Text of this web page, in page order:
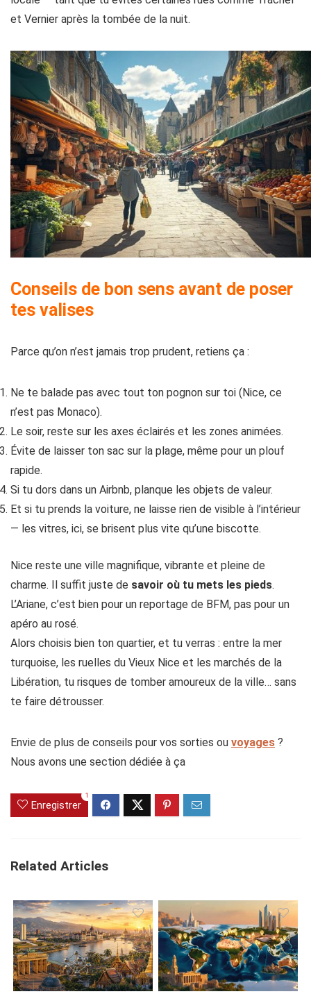
et Vernier après la tombée de la nuit.
Conseils de bon sens avant de poser
tes valises
Parce qu’on n’est jamais trop prudent, retiens ça :
Ne te balade pas avec tout ton pognon sur toi (Nice, ce
n’est pas Monaco).
Le soir, reste sur les axes éclairés et les zones animées.
Évite de laisser ton sac sur la plage, même pour un plouf
rapide.
Si tu dors dans un Airbnb, planque les objets de valeur.
Et si tu prends la voiture, ne laisse rien de visible à l’intérieur
— les vitres, ici, se brisent plus vite qu’une biscotte.
Nice reste une ville magnifique, vibrante et pleine de
charme. Il suffit juste de savoir où tu mets les pieds.
L’Ariane, c’est bien pour un reportage de BFM, pas pour un
apéro au rosé.
Alors choisis bien ton quartier, et tu verras : entre la mer
turquoise, les ruelles du Vieux Nice et les marchés de la
Libération, tu risques de tomber amoureux de la ville… sans
te faire détrousser.
Envie de plus de conseils pour vos sorties ou voyages ?
Nous avons une section dédiée à ça
Enregistrer
1
Related Articles